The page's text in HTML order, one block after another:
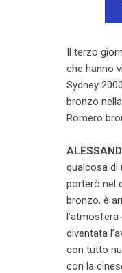
Il terzo
che hanno
Sydney
bronzo
Romero
qualcosa di
porterò nel
bronzo, è
diventata
con tutto
con la